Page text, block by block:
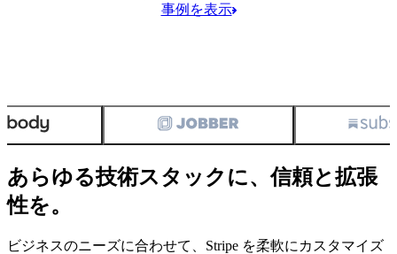
事例を表示
あらゆる技術スタックに、信頼と拡張
性を。
ビジネスのニーズに合わせて、Stripe を柔軟にカスタマイズ